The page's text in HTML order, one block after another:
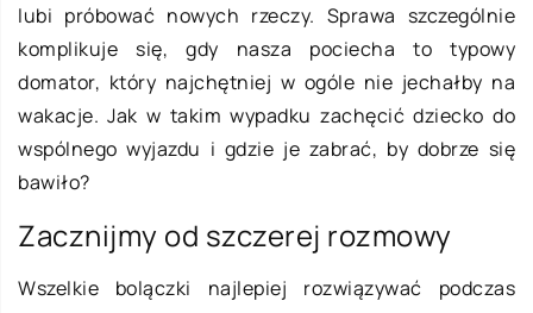
lubi próbować nowych rzeczy. Sprawa szczególnie
komplikuje się, gdy nasza pociecha to typowy
domator, który najchętniej w ogóle nie jechałby na
wakacje. Jak w takim wypadku zachęcić dziecko do
wspólnego wyjazdu i gdzie je zabrać, by dobrze się
bawiło?
Zacznijmy od szczerej rozmowy
Wszelkie bolączki najlepiej rozwiązywać podczas